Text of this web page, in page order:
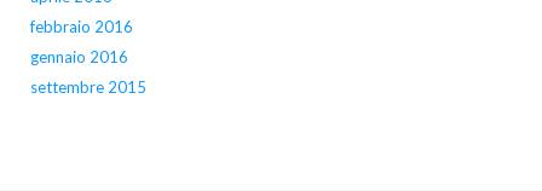
febbraio 2016
gennaio 2016
settembre 2015